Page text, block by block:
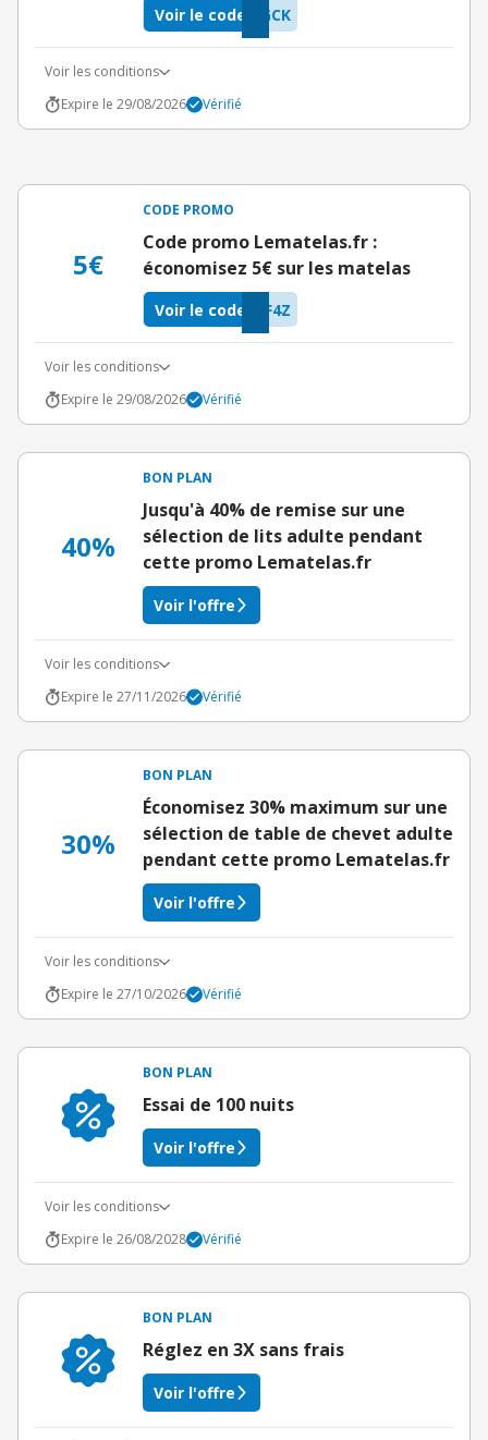
GCK
Voir le code
Voir les conditions
Expire le 29/08/2026
Vérifié
5€
CODE PROMO
Code promo Lematelas.fr :
économisez 5€ sur les matelas
F4Z
Voir le code
Voir les conditions
Expire le 29/08/2026
Vérifié
40%
BON PLAN
Jusqu'à 40% de remise sur une
sélection de lits adulte pendant
cette promo Lematelas.fr
Voir l'offre
Voir les conditions
Expire le 27/11/2026
Vérifié
30%
BON PLAN
Économisez 30% maximum sur une
sélection de table de chevet adulte
pendant cette promo Lematelas.fr
Voir l'offre
Voir les conditions
Expire le 27/10/2026
Vérifié
BON PLAN
Essai de 100 nuits
Voir l'offre
Voir les conditions
Expire le 26/08/2028
Vérifié
BON PLAN
Réglez en 3X sans frais
Voir l'offre